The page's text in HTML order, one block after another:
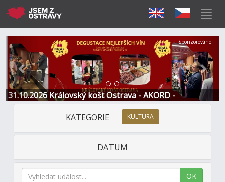
31.10.2026 Královský košt Ostrava - AKORD -
Restaurace a Hotel
Předchozí Další
Sponzorováno
KATEGORIE KULTURA
DATUM
OK